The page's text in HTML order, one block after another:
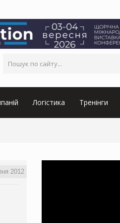
Логістика Тренінги
2012